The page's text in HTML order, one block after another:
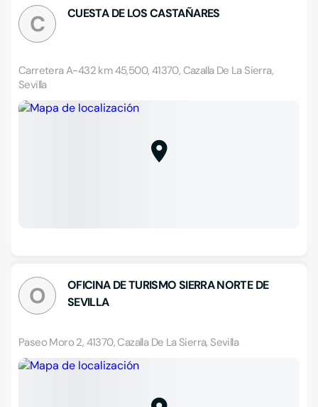
C CUESTA DE LOS CASTAÑARES
Carretera A-432 km 45,500, 41370, Cazalla De La Sierra,
Sevilla
O
OFICINA DE TURISMO SIERRA NORTE DE
SEVILLA
Paseo Moro 2, 41370, Cazalla De La Sierra, Sevilla